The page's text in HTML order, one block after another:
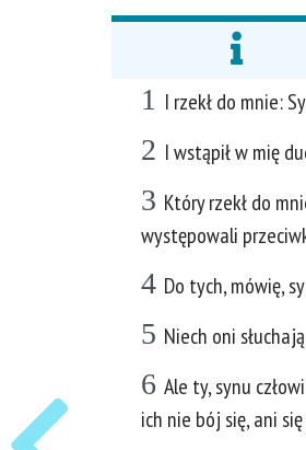
1 I rzekł do mnie:
2 I wstąpił w mię
3 Który rzekł do
występowali
4 Do tych, mówię,
5 Niech oni
6 Ale ty, synu
ich nie bój się, ani